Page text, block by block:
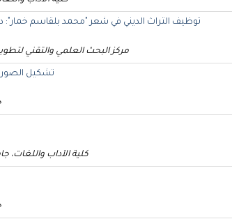
توظيف التراث الديني في شعر "محمد بلقاسم خمار":
مركز البحث العلمي والتقني
تشكيل
كلية الآداب واللغات،